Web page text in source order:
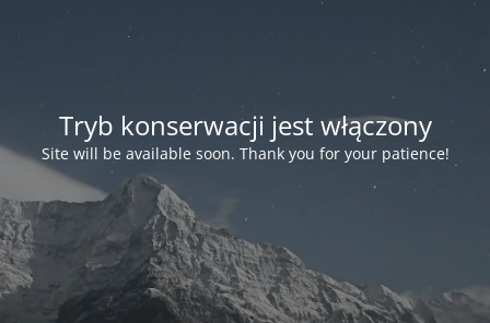
Tryb konserwacji jest włączony
Site will be available soon. Thank you for your patience!